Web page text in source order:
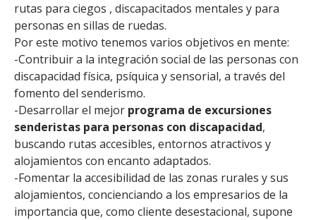
rutas para ciegos , discapacitados mentales y para
personas en sillas de ruedas.
Por este motivo tenemos varios objetivos en mente:
-Contribuir a la integración social de las personas con
discapacidad fí­sica, psíquica y sensorial, a través del
fomento del senderismo.
-Desarrollar el mejor programa de excursiones
senderistas para personas con discapacidad,
buscando rutas accesibles, entornos atractivos y
alojamientos con encanto adaptados.
-Fomentar la accesibilidad de las zonas rurales y sus
alojamientos, concienciando a los empresarios de la
importancia que, como cliente desestacional, supone